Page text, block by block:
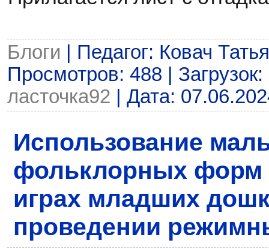
Блоги | Педагог: Ковач
Просмотров: 488 |
ласточка92 | Дата:
Использование
фольклорных форм
играх младших
проведении